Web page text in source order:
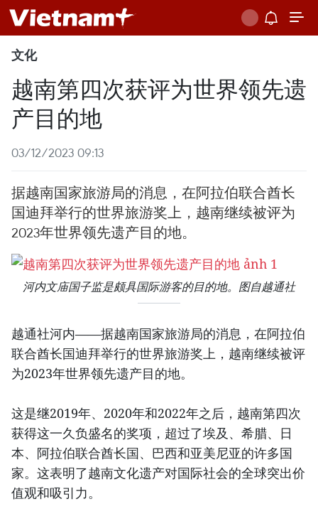
文化
越南第四次获评为世界领先遗
产目的地
03/12/2023 09:13
据越南国家旅游局的消息，在阿拉伯联合酋长
国迪拜举行的世界旅游奖上，越南继续被评为
2023年世界领先遗产目的地。
河内文庙国子监是颇具国际游客的目的地。图自越通社
越通社河内——据越南国家旅游局的消息，在阿拉伯
联合酋长国迪拜举行的世界旅游奖上，越南继续被评
为2023年世界领先遗产目的地。
这是继2019年、2020年和2022年之后，越南第四次
获得这一久负盛名的奖项，超过了埃及、希腊、日
本、阿拉伯联合酋长国、巴西和亚美尼亚的许多国
家。这表明了越南文化遗产对国际社会的全球突出价
值观和吸引力。